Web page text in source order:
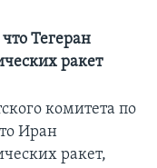
Тегеран
ракет
комитета по
Иран
ракет,